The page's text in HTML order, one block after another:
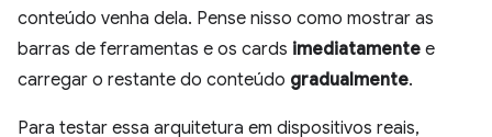
conteúdo venha dela. Pense nisso como mostrar as
barras de ferramentas e os cards imediatamente e
carregar o restante do conteúdo gradualmente.
Para testar essa arquitetura em dispositivos reais,